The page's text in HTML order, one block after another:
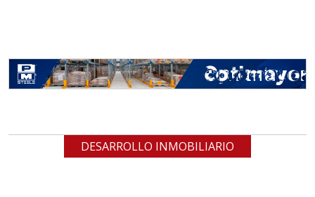
DESARROLLO INMOBILIARIO